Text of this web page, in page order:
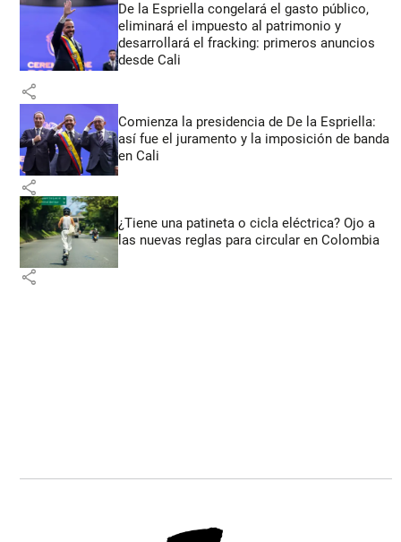
De la Espriella congelará el gasto público,
eliminará el impuesto al patrimonio y
desarrollará el fracking: primeros anuncios
desde Cali
share
Comienza la presidencia de De la Espriella:
así fue el juramento y la imposición de banda
en Cali
share
¿Tiene una patineta o cicla eléctrica? Ojo a
las nuevas reglas para circular en Colombia
share